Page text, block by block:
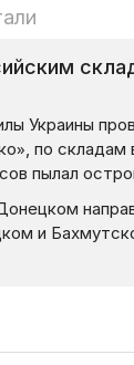
Украины
по
пылал
и